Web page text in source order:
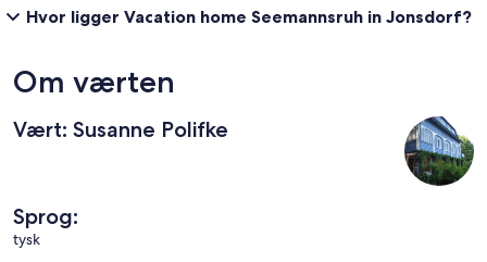
Hvor ligger Vacation home Seemannsruh in Jonsdorf?
Om værten
Vært: Susanne Polifke
Sprog:
tysk